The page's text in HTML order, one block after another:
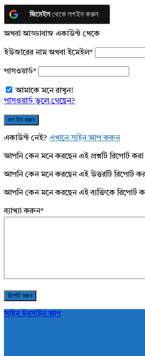
জিমেইলথেকে লগইন করুন
অথবা আড্ডাবাজ একাউন্ট থেকে
ইউজারের নাম অথবা ইমেইল*
পাসওয়ার্ড*
আমাকে মনে রাখুন!
পাসওয়ার্ড ভুলে গেছেন?
একাউন্ট নেই? এখানে সাইন আপ করুন
আপনি কেন মনে করছেন এই প্রশ্নটি রিপোর্ট
আপনি কেন মনে করছেন এই উত্তরটি রিপোর্ট
আপনি কেন মনে করছেন এই ব্যক্তিকে রিপোর্ট
ব্যাখ্যা করুন*
সাইন ইনসাইন আপ